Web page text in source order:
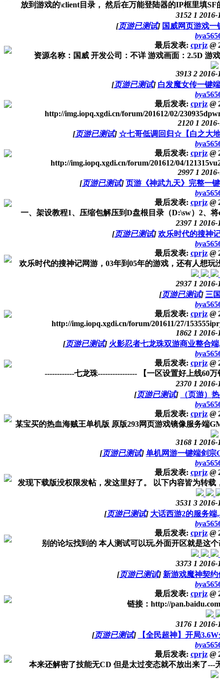
放到游戏的\client目录， 然后在万能登陆器的IP框里填
3152 1 2016-
[页游已测试] 国威网页游戏
by
最后发表: cprjz @
资源名称：国威 开发公司：不详 游戏画面：2.5D 游
3913 2 2016-
[页游已测试] 白发魔女传一键
by
最后发表: cprjz @
http://img.iopq.xgdi.cn/forum/201612/02/
2120 1
[页游已测试] ☆七哥低调回归☆【白之大
by
最后发表: cprjz @
http://img.iopq.xgdi.cn/forum/201612/04/
2997 1
[页游已测试] 页游《神武九天》完整一
by
最后发表: cprjz @
一、架设教程1、压缩包解压到D盘根目录（D:\sw）2、
2397 1 2016-
[页游已测试] 欢乐时代的搜神
by
最后发表: cprjz @
欢乐时代的搜神记网游，03年到05年的游戏，还有人想
2937 1 2016-
[页游已测试] 三
by
最后发表: cprjz @
http://img.iopq.xgdi.cn/forum/201611/27/
1862 1 2016-
[页游已测试] 火影忍者七龙珠双游商业整合
by
最后发表: cprjz @
------------七龙珠---------------- 【一区设置好上线60
2370 1 2016-
[页游已测试]
（页游）
by
最后发表: cprjz @
某宝买的热血海贼王单机版 原版293网页游戏镜像服务端
3168 1 2016-
[页游已测试] 单机网游一键端剑
by
最后发表: cprjz @
发现下载版没权限发帖，发这里好了。 以下内容皆为转
3531 3 2016-
[页游已测试] 大话西游2的服务
by
最后发表: cprjz @
别的论坛找到的 本人测试可以玩,外面开区就是这
3373 1 2016-
[页游已测试] 新游戏魔神契
by
最后发表: cprjz @
链接：http://
3176 1 2016-
[页游已测试]
【全民超神】开局
by
最后发表: cprjz @
本来还解密了技能无CD 但是太过变态就不放出来了---